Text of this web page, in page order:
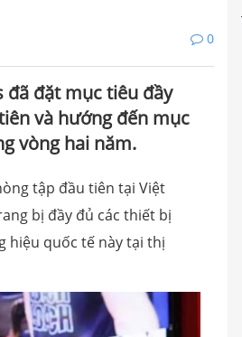
0
đã đặt mục tiêu đầy
và hướng đến mục
vòng hai năm.
tập đầu tiên tại Việt
bị đầy đủ các thiết bị
hiệu quốc tế này tại thị